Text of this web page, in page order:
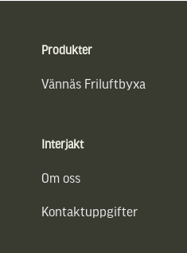
Produkter
Vännäs Friluftbyxa
Interjakt
Om oss
Kontaktuppgifter